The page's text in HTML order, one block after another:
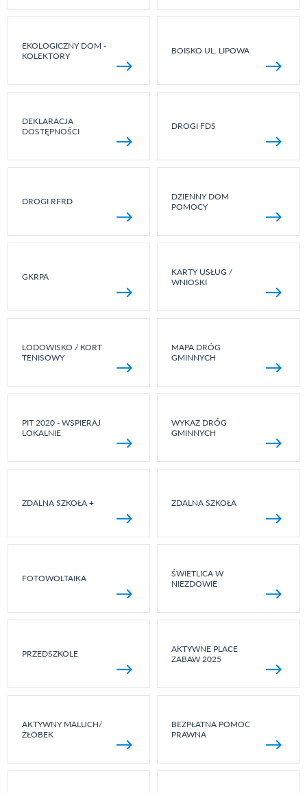
EKOLOGICZNY DOM -
KOLEKTORY
BOISKO UL. LIPOWA
DEKLARACJA
DOSTĘPNOŚCI
DROGI FDS
DROGI RFRD
DZIENNY DOM
POMOCY
GKRPA
KARTY USŁUG /
WNIOSKI
LODOWISKO / KORT
TENISOWY
MAPA DRÓG
GMINNYCH
PIT 2020 - WSPIERAJ
LOKALNIE
WYKAZ DRÓG
GMINNYCH
ZDALNA SZKOŁA + ZDALNA SZKOŁA
FOTOWOLTAIKA
ŚWIETLICA W
NIEZDOWIE
PRZEDSZKOLE
AKTYWNE PLACE
ZABAW 2025
AKTYWNY MALUCH/
ŻŁOBEK
BEZPŁATNA POMOC
PRAWNA